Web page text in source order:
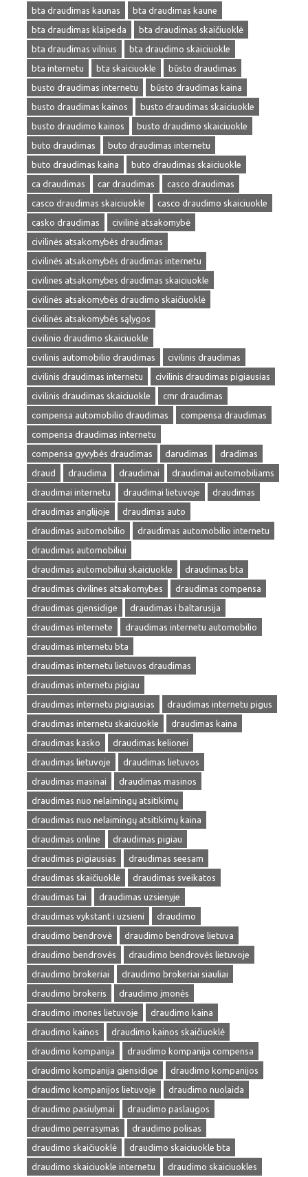
bta draudimas kaunas
bta draudimas kaune
bta draudimas klaipeda
bta draudimas skaičiuoklė
bta draudimas vilnius
bta draudimo skaiciuokle
bta internetu
bta skaiciuokle
būsto draudimas
busto draudimas internetu
būsto draudimas kaina
busto draudimas kainos
busto draudimas skaiciuokle
busto draudimo kainos
busto draudimo skaiciuokle
buto draudimas
buto draudimas internetu
buto draudimas kaina
buto draudimas skaiciuokle
ca draudimas
car draudimas
casco draudimas
casco draudimas skaiciuokle
casco draudimo skaiciuokle
casko draudimas
civilinė atsakomybė
civilinės atsakomybės draudimas
civilinės atsakomybės draudimas internetu
civilines atsakomybes draudimas skaiciuokle
civilinės atsakomybės draudimo skaičiuoklė
civilinės atsakomybės sąlygos
civilinio draudimo skaiciuokle
civilinis automobilio draudimas
civilinis draudimas
civilinis draudimas internetu
civilinis draudimas pigiausias
civilinis draudimas skaiciuokle
cmr draudimas
compensa automobilio draudimas
compensa draudimas
compensa draudimas internetu
compensa gyvybės draudimas
darudimas
dradimas
draud
draudima draudimai
draudimai automobiliams
draudimai internetu
draudimai lietuvoje
draudimas
draudimas anglijoje
draudimas auto
draudimas automobilio
draudimas automobilio internetu
draudimas automobiliui
draudimas automobiliui skaiciuokle
draudimas bta
draudimas civilines atsakomybes
draudimas compensa
draudimas gjensidige
draudimas i baltarusija
draudimas internete
draudimas internetu automobilio
draudimas internetu bta
draudimas internetu lietuvos draudimas
draudimas internetu pigiau
draudimas internetu pigiausias
draudimas internetu pigus
draudimas internetu skaiciuokle
draudimas kaina
draudimas kasko
draudimas kelionei
draudimas lietuvoje
draudimas lietuvos
draudimas masinai
draudimas masinos
draudimas nuo nelaimingų atsitikimų
draudimas nuo nelaimingų atsitikimų kaina
draudimas online
draudimas pigiau
draudimas pigiausias
draudimas seesam
draudimas skaičiuoklė
draudimas sveikatos
draudimas tai
draudimas uzsienyje
draudimas vykstant i uzsieni
draudimo
draudimo bendrovė
draudimo bendrove lietuva
draudimo bendrovės
draudimo bendrovės lietuvoje
draudimo brokeriai
draudimo brokeriai siauliai
draudimo brokeris
draudimo įmonės
draudimo imones lietuvoje
draudimo kaina
draudimo kainos
draudimo kainos skaičiuoklė
draudimo kompanija
draudimo kompanija compensa
draudimo kompanija gjensidige
draudimo kompanijos
draudimo kompanijos lietuvoje
draudimo nuolaida
draudimo pasiulymai
draudimo paslaugos
draudimo perrasymas
draudimo polisas
draudimo skaičiuoklė
draudimo skaiciuokle bta
draudimo skaiciuokle internetu
draudimo skaiciuokles